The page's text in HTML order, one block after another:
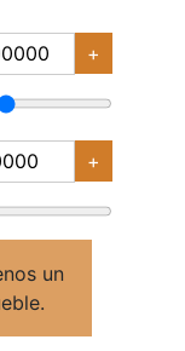
+
+
un